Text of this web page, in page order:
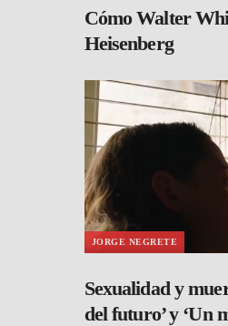
Cómo Walter
Heisenberg
JORGE NEGRETE
Sexualidad y
del futuro’ y ‘Un